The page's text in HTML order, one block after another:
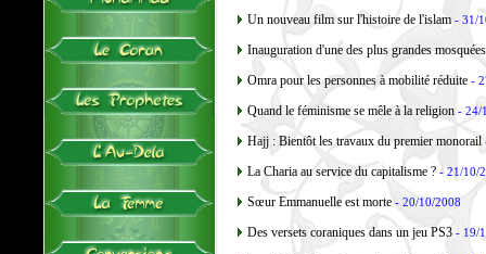
Un nouveau film sur l'histoire de l'islam- 31/
Inauguration d'une des plus grandes
Omra pour les personnes à mobilité réduite -
Quand le féminisme se mêle à la religion - 24/
Hajj : Bientôt les travaux du premier monorail
La Charia au service du capitalisme ? - 21/10/
Sœur Emmanuelle est morte- 20/10/2008
Des versets coraniques dans un jeu PS3 - 19/